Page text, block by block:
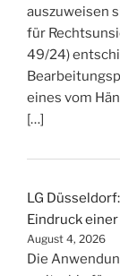
auszuweisen
für
49/24)
eines vom
[…]
LG
Eindruck
August 4, 2026
Die